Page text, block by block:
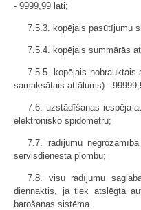
- 9999,99 lati;
7.5.3. kopējais pasūtījumu
7.5.4. kopējais summārās
7.5.5. kopējais nobrauktais
samaksātais attālums) -
7.6. uzstādīšanas iespēja
elektronisko spidometru;
7.7. rādījumu
servisdienesta plombu;
7.8. visu rādījumu
diennaktis, ja tiek atslēgta
barošanas sistēma.